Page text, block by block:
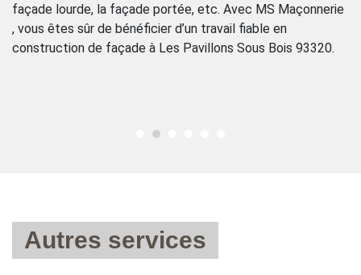
façade lourde, la façade portée, etc. Avec MS Maçonnerie
, vous êtes sûr de bénéficier d’un travail fiable en
construction de façade à Les Pavillons Sous Bois 93320.
Autres services